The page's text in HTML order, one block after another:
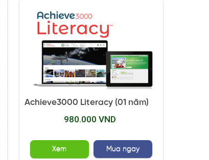
Achieve3000 Literacy (01 năm)
980.000 VND
Xem Mua ngay